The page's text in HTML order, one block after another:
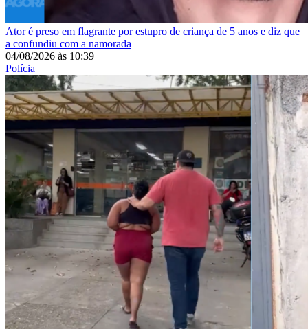
Ator é preso em flagrante por estupro de criança de 5 anos e diz que
a confundiu com a namorada
04/08/2026 às 10:39
Polícia